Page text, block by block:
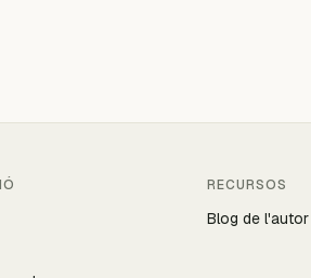
RECURSOS
Blog de l'autor